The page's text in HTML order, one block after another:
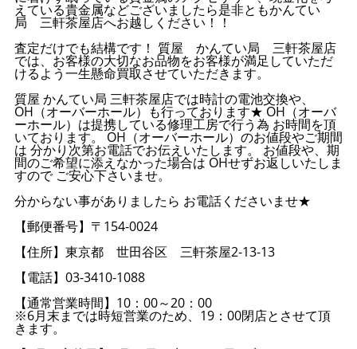
えている貴金属などございましたら是非ともかんてい
局 三軒茶屋店へお越しください！！
査定だけでも結構です！ 質屋 かんてい局 三軒茶屋店
では、お客様の大切なお品物をお客様が満足していただ
けるよう一生懸命買取させていただきます。
質屋 かんてい局 三軒茶屋店では時計の電池交換や、
OH（オーバーホール）も行っております★ OH（オーバ
ーホール）は提携している修理工房で行う為 お時間を頂
いております。 OH（オーバーホール）のお値段やご期間
は 分かり次第お電話でお伝えいたします。 お値段や、期
間のご希望に添えなかった場合は OHせずお返しいたしま
すので ご安心下さいませ。
分からない事がありましたら お電話くださいませ★
【郵便番号】〒154-0024
【住所】東京都 世田谷区 三軒茶屋2-13-13
【電話】03-3410-1088
【通常営業時間】10：00～20：00
※6月末までは時短営業のため、19：00閉店とさせて頂
きます。